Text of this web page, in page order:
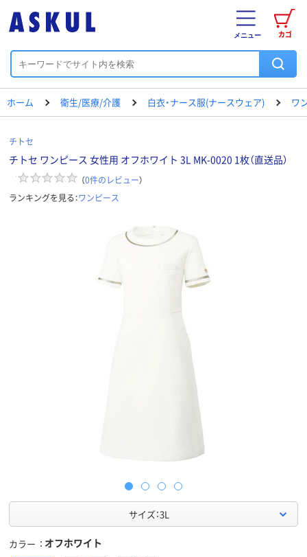
カゴ
メニュー
ホーム 衛生/医療/介護 白衣・ナース服(ナースウェア) ワ
チトセ
チトセ ワンピース 女性用 オフホワイト 3L MK-0020 1枚（直送品）
（0件のレビュー）
ランキングを見る：ワンピース
サイズ：3L
カラー オフホワイト